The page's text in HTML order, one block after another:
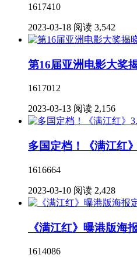
1617410
2023-03-18 阅读 3,542
第16届亚洲电影大奖
1617012
2023-03-13 阅读 2,156
多国定档！《满江红
1616664
2023-03-10 阅读 2,428
《满江红》曝港版海
1614086